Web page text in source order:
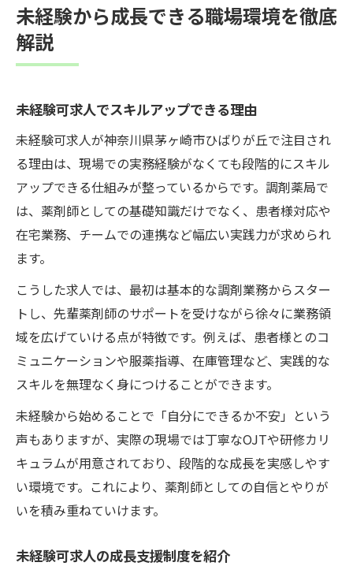
未経験から成長できる職場環境を徹底
解説
未経験可求人でスキルアップできる理由
未経験可求人が神奈川県茅ヶ崎市ひばりが丘で注目され
る理由は、現場での実務経験がなくても段階的にスキル
アップできる仕組みが整っているからです。調剤薬局で
は、薬剤師としての基礎知識だけでなく、患者様対応や
在宅業務、チームでの連携など幅広い実践力が求められ
ます。
こうした求人では、最初は基本的な調剤業務からスター
トし、先輩薬剤師のサポートを受けながら徐々に業務領
域を広げていける点が特徴です。例えば、患者様とのコ
ミュニケーションや服薬指導、在庫管理など、実践的な
スキルを無理なく身につけることができます。
未経験から始めることで「自分にできるか不安」という
声もありますが、実際の現場では丁寧なOJTや研修カリ
キュラムが用意されており、段階的な成長を実感しやす
い環境です。これにより、薬剤師としての自信とやりが
いを積み重ねていけます。
未経験可求人の成長支援制度を紹介